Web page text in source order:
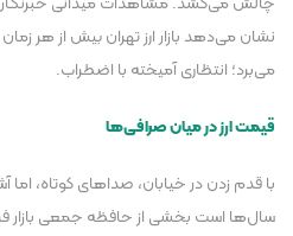
نشان می‌دهد بازار ارز تهران بیش از هر
می‌برد؛ انتظاری آمیخته با اضطراب.
قیمت ارز در میان صرافی‌ها
با قدم زدن در خیابان، صدا‌های کوتاه،
سال‌ها است بخشی از حافظه جمعی بازار